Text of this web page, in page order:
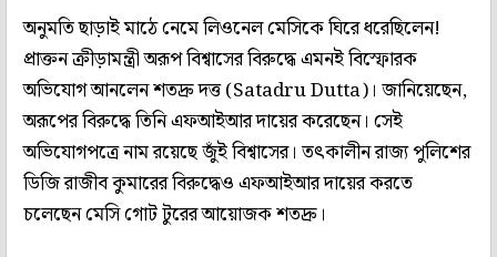
অনুমতি ছাড়াই মাঠে নেমে লিওনেল মেসিকে ঘিরে ধরেছিলেন!
প্রাক্তন ক্রীড়ামন্ত্রী অরূপ বিশ্বাসের বিরুদ্ধে এমনই বিস্ফোরক
অভিযোগ আনলেন শতদ্রু দত্ত (Satadru Dutta)। জানিয়েছেন,
অরূপের বিরুদ্ধে তিনি এফআইআর দায়ের করেছেন। সেই
অভিযোগপত্রে নাম রয়েছে জুঁই বিশ্বাসের। তৎকালীন রাজ্য পুলিশের
ডিজি রাজীব কুমারের বিরুদ্ধেও এফআইআর দায়ের করতে
চলেছেন মেসি গোট টুরের আয়োজক শতদ্রু।